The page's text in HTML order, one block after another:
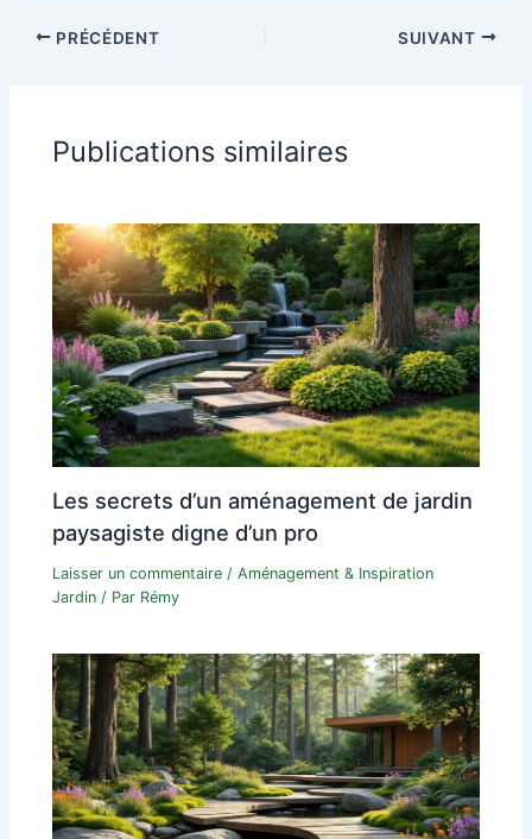
PRÉCÉDENT SUIVANT
Publications similaires
Les secrets d’un aménagement de jardin
paysagiste digne d’un pro
Laisser un commentaire /Aménagement & Inspiration
Jardin / Par Rémy